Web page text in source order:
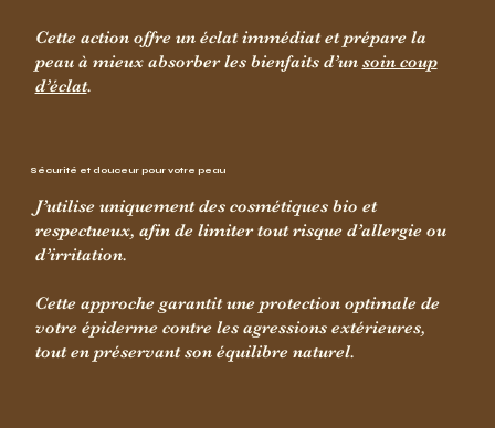
Cette action offre un éclat immédiat et prépare la
peau à mieux absorber les bienfaits d’un soin coup
d’éclat.
Sécurité et douceur pour votre peau
J’utilise uniquement des cosmétiques bio et
respectueux, afin de limiter tout risque d’allergie ou
d’irritation.
Cette approche garantit une protection optimale de
votre épiderme contre les agressions extérieures,
tout en préservant son équilibre naturel.